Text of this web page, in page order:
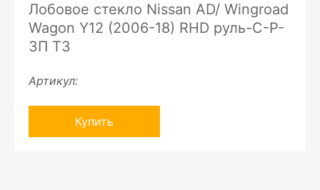
Лобовое стекло Nissan AD/ Wingroad
Wagon Y12 (2006-18) RHD руль-C-P-
ЗП ТЗ
Артикул:
Купить